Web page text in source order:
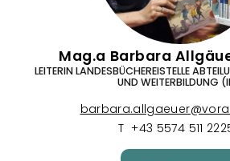
Mag.a Barbara
LEITERIN LANDESBÜCHEREISTELLE
UND WEITERBILDUNG
T +43 5574 511